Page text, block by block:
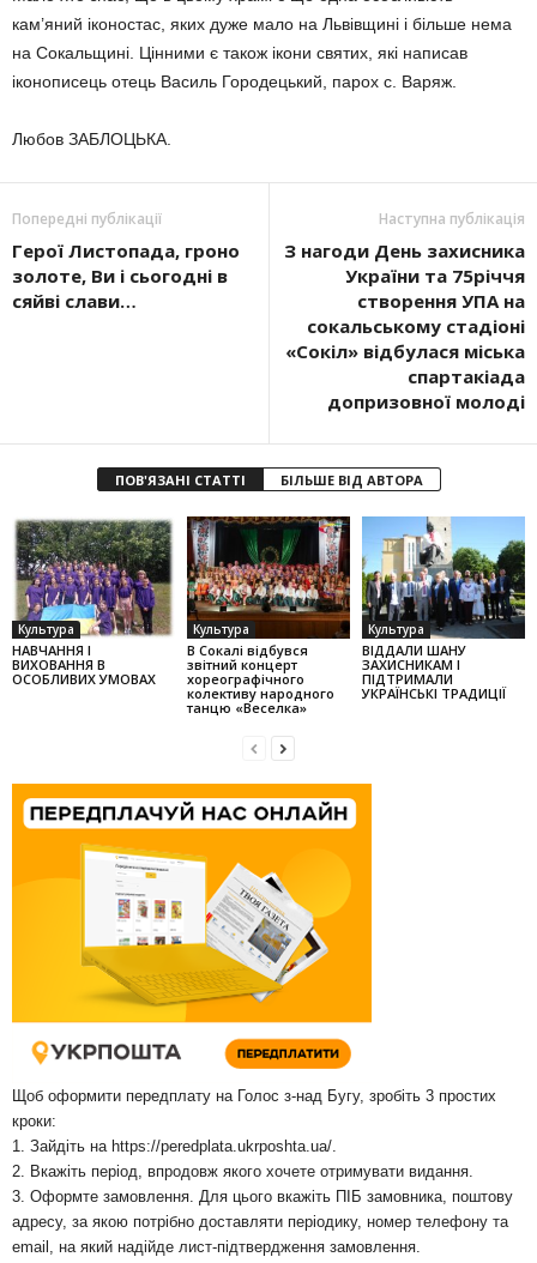
кам’яний іконостас, яких дуже мало на Львівщині і більше нема
на Сокальщині. Цінними є також ікони святих, які написав
іконописець отець Василь Городецький, парох с. Варяж.
Любов ЗАБЛОЦЬКА.
Попередні публікації
Герої Листопада, гроно
золоте, Ви і сьогодні в
сяйві слави…
Наступна публікація
З нагоди День захисника
України та 75річчя
створення УПА на
сокальському стадіоні
«Сокіл» відбулася міська
спартакіада
допризовної молоді
ПОВ'ЯЗАНІ СТАТТІ БІЛЬШЕ ВІД АВТОРА
Культура
НАВЧАННЯ І
ВИХОВАННЯ В
ОСОБЛИВИХ УМОВАХ
Культура
В Сокалі відбувся
звітний концерт
хореографічного
колек­тиву народного
танцю «Веселка»
Культура
ВІДДАЛИ ШАНУ
ЗАХИСНИКАМ І
ПІДТРИМАЛИ
УКРАЇНСЬКІ ТРАДИЦІЇ
Щоб оформити передплату на Голос з-над Бугу, зробіть 3 простих
кроки:
1. Зайдіть на https://peredplata.ukrposhta.ua/
2. Вкажіть період, впродовж якого хочете отримувати видання.
3. Оформте замовлення. Для цього вкажіть ПІБ замовника, поштову
адресу, за якою потрібно доставляти періодику, номер телефону та
email, на який надійде лист-підтвердження замовлення.